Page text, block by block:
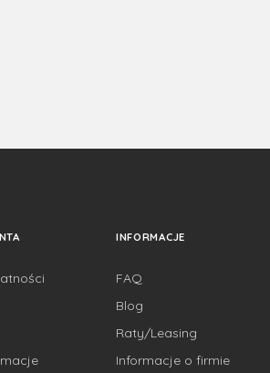
INFORMACJE
FAQ
Blog
Raty/Leasing
Informacje o firmie